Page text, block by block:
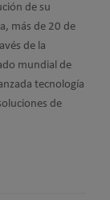
de su
más de 20 de
de la
mundial de
tecnología
de